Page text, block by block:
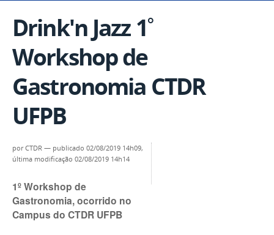
Drink'n Jazz 1˚
Workshop de
Gastronomia CTDR
UFPB
porCTDR — publicado 02/08/2019 14h09,
última modificação 02/08/2019 14h14
1º Workshop de
Gastronomia, ocorrido no
Campus do CTDR UFPB